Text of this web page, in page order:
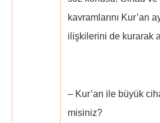
kavramlarını Kur’an
ilişkilerini de kurarak
– Kur’an ile büyük
misiniz?